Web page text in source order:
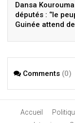
Dansa
députés : ‘’le
Guinée attend
nationale forte,
Comments (0)
Accueil